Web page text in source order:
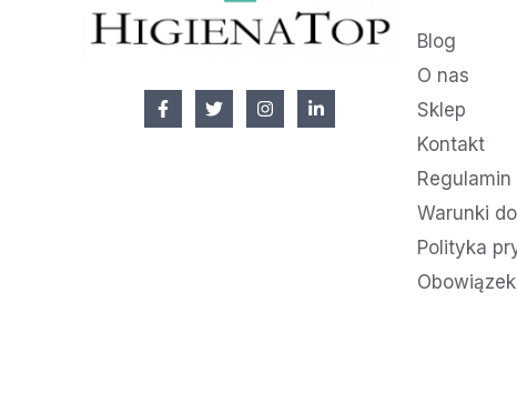
Blog
O nas
Sklep
Kontakt
Regulamin
Warunki
Polityka